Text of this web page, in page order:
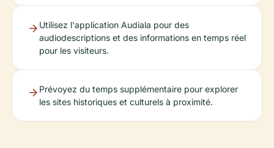
Utilisez l'application Audiala pour des
audiodescriptions et des informations en temps réel
pour les visiteurs.
Prévoyez du temps supplémentaire pour explorer
les sites historiques et culturels à proximité.